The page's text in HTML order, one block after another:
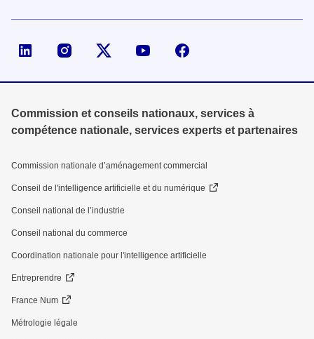
Page LinkedIn de la DGECompte X (ex-Twitter) de la DGE
Commission et conseils nationaux, services à
compétence nationale, services experts et partenaires
Commission nationale d’aménagement commercial
Conseil de l'intelligence artificielle et du numérique
Conseil national de l’industrie
Conseil national du commerce
Coordination nationale pour l'intelligence artificielle
Entreprendre
France Num
Métrologie légale